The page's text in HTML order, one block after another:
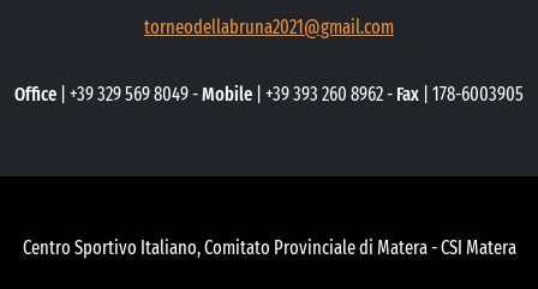
torneodellabruna2021@gmail.com
Office | +39 329 569 8049 -Mobile | +39 393 260 8962 - Fax | 178-6003905
Centro Sportivo Italiano, Comitato Provinciale di Matera - CSI Matera